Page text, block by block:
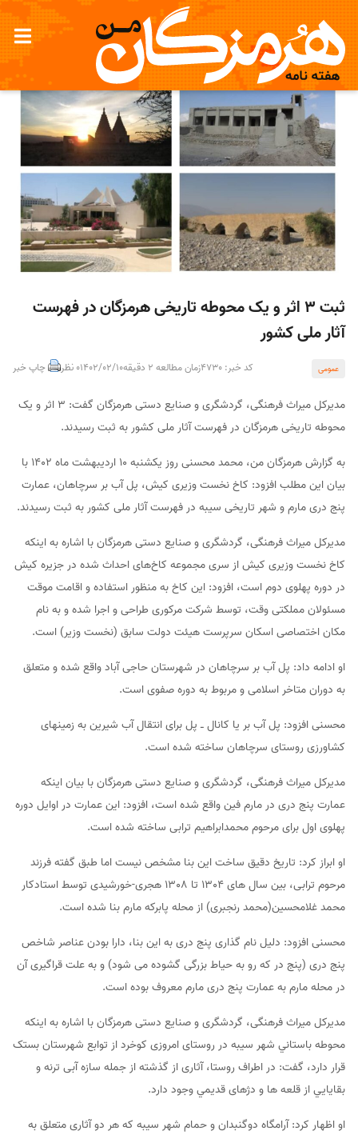
ثبت 3 اثر و یک محوطه تاریخی هرمزگان در فهرست
آثار ملی کشور
عمومی کد خبر: 4730 زمان مطالعه 2 دقیقه 1402/02/100 نظر چاپ خبر
مدیرکل میراث فرهنگی، گردشگری و صنایع دستی هرمزگان گفت: 3 اثر و یک
محوطه تاریخی هرمزگان در فهرست آثار ملی کشور به ثبت رسیدند.
به گزارش هرمزگان من، محمد محسنی روز یکشنبه 10 اردیبهشت ماه 1402 با
بیان این مطلب افزود: کاخ نخست وزیری کیش، پل آب بر سرچاهان، عمارت
پنج دری مارم و شهر تاریخی سیبه در فهرست آثار ملی کشور به ثبت رسیدند.
مدیرکل میراث فرهنگی، گردشگری و صنایع دستی هرمزگان با اشاره به اینکه
کاخ نخست وزیری کیش از سری مجموعه کاخ‌های احداث شده در جزیره کیش
در دوره پهلوی دوم است، افزود: این کاخ به منظور استفاده و اقامت موقت
مسئولان مملکتی وقت، توسط شرکت مرکوری طراحی و اجرا شده و به نام
مکان اختصاصی اسکان سرپرست هیئت دولت سابق (نخست وزیر) است.
او ادامه داد: پل آب بر سرچاهان در شهرستان حاجی آباد واقع شده و متعلق
به دوران متاخر اسلامی و مربوط به دوره صفوی است.
محسنی افزود: پل آب بر یا کانال ـ پل برای انتقال آب شیرین به زمینهای
کشاورزی روستای سرچاهان ساخته شده است.
مدیرکل میراث فرهنگی، گردشگری و صنایع دستی هرمزگان با بیان اینکه
عمارت پنج دری در مارم فین واقع شده است، افزود: این عمارت در اوایل دوره
پهلوی اول برای مرحوم محمدابراهیم ترابی ساخته شده است.
او ابراز کرد: تاریخ دقیق ساخت این بنا مشخص نیست اما طبق گفته فرزند
مرحوم ترابی، بین سال های 1304 تا 1308 هجری-خورشیدی توسط استادکار
محمد غلامحسین(محمد رنجبری) از محله پابرکه مارم بنا شده است.
محسنی افزود: دلیل نام گذاری پنج دری به این بنا، دارا بودن عناصر شاخص
پنج دری (پنج در که رو به حیاط بزرگی گشوده می شود) و به علت قراگیری آن
در محله مارم به عمارت پنج دری مارم معروف بوده است.
مدیرکل میراث فرهنگی، گردشگری و صنایع دستی هرمزگان با اشاره به اینکه
محوطه باستاني شهر سیبه در روستای امروزی کوخرد از توابع شهرستان بستک
قرار دارد، گفت: در اطراف روستا، آثاری از گذشته از جمله سازه آبی ترنه و
بقایایي از قلعه ها و دژهای قدیمي وجود دارد.
او اظهار کرد: آرامگاه دوگنبدان و حمام شهر سیبه که هر دو آثاری متعلق به